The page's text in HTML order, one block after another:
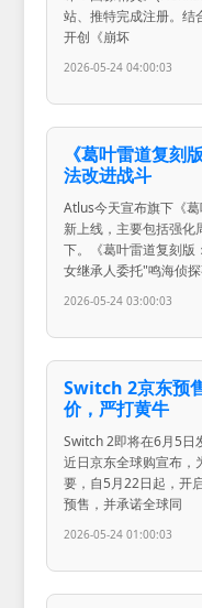
站、推特完成注册。结
开创《崩坏
2026-05-24 04:00:03
《葛叶雷道复刻
法改进战斗
Atlus今天宣布旗下《
新上线，主要包括强
下。《葛叶雷道复刻版
女继承人委托"鸣海侦
2026-05-24 03:00:03
Switch 2京东预
价，严打黄牛
Switch 2即将在6月5日
近日京东全球购宣布，
要，自5月22日起，开
预售，并承诺全球同
2026-05-24 01:00:03